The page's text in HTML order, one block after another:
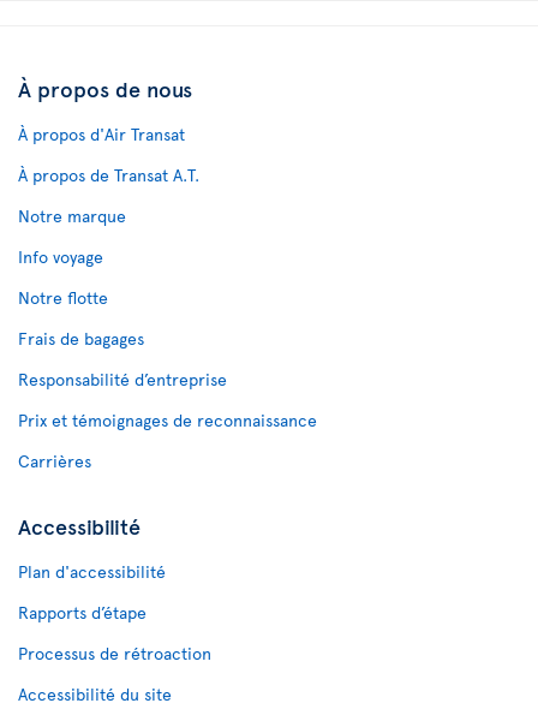
À propos de nous
À propos d'Air Transat
À propos de Transat A.T.
Notre marque
Info voyage
Notre flotte
Frais de bagages
Responsabilité d’entreprise
Prix et témoignages de reconnaissance
Carrières
Accessibilité
Plan d'accessibilité
Rapports d’étape
Processus de rétroaction
Accessibilité du site